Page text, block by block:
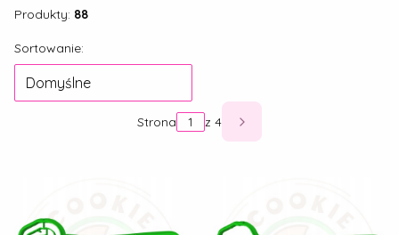
Produkty: 88
Lista produktów
Sortowanie:
Domyślne
Strona z 4 Następne produkty